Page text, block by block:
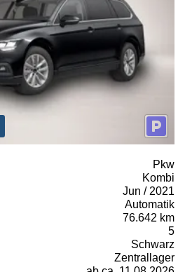
Pkw
Kombi
Jun / 2021
Automatik
76.642 km
5
Schwarz
Zentrallager